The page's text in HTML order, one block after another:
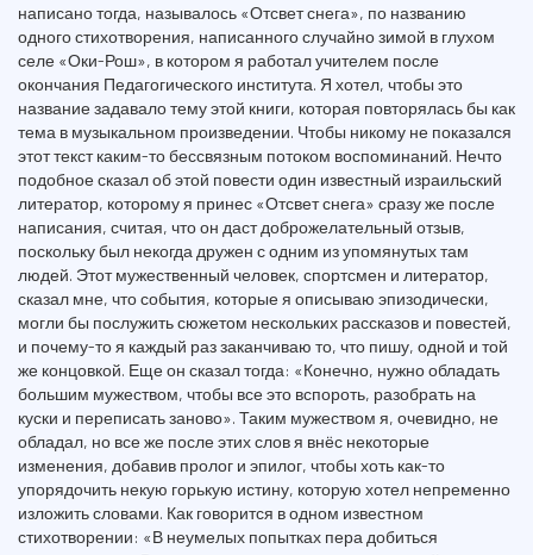
написано тогда, называлось «Отсвет снега», по названию
одного стихотворения, написанного случайно зимой в глухом
селе «Оки-Рош», в котором я работал учителем после
окончания Педагогического института. Я хотел, чтобы это
название задавало тему этой книги, которая повторялась бы как
тема в музыкальном произведении. Чтобы никому не показался
этот текст каким-то бессвязным потоком воспоминаний. Нечто
подобное сказал об этой повести один известный израильский
литератор, которому я принес «Отсвет снега» сразу же после
написания, считая, что он даст доброжелательный отзыв,
поскольку был некогда дружен с одним из упомянутых там
людей. Этот мужественный человек, спортсмен и литератор,
сказал мне, что события, которые я описываю эпизодически,
могли бы послужить сюжетом нескольких рассказов и повестей,
и почему-то я каждый раз заканчиваю то, что пишу, одной и той
же концовкой. Еще он сказал тогда: «Конечно, нужно обладать
большим мужеством, чтобы все это вспороть, разобрать на
куски и переписать заново». Таким мужеством я, очевидно, не
обладал, но все же после этих слов я внёс некоторые
изменения, добавив пролог и эпилог, чтобы хоть как-то
упорядочить некую горькую истину, которую хотел непременно
изложить словами. Как говорится в одном известном
стихотворении: «В неумелых попытках пера добиться